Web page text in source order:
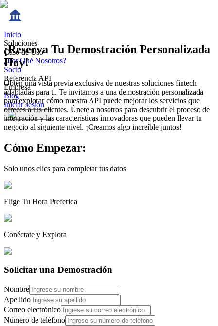
Inicio
Soluciones
Caso de Uso
¿Por Qué Nosotros?
Socio
Referencia API
Empresa
Blog
Iniciar sesión
¡Reserva Tu Demostración Personalizada
Hoy!
Obtén una vista previa exclusiva de nuestras soluciones fintech
adaptadas para ti. Te invitamos a una demostración personalizada
para explorar cómo nuestra API puede mejorar los servicios que
ofreces a tus clientes. Únete a nosotros para descubrir el proceso de
integración y las características innovadoras que pueden llevar tu
negocio al siguiente nivel. ¡Creamos algo increíble juntos!
Cómo Empezar:
Solo unos clics para completar tus datos
Elige Tu Hora Preferida
Conéctate y Explora
Solicitar una Demostración
Nombre
Apellido
Correo electrónico
Número de teléfono